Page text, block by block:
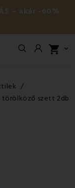
– akár -60%
shopping_cart 
törölköző szett 2db